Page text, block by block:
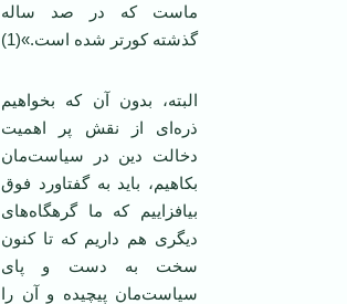
ماست که در صد ساله
گذشته کورتر شده است.»(1)
البته، بدون آن که بخواهیم
ذره‌ای از نقش پر اهمیت
دخالت دین در سیاست‌مان
بکاهیم، باید به گفتاورد فوق
بیافزاییم که ما گرهگاه‌های
دیگری هم داریم که تا کنون
سخت به دست و پای
سیاست‌مان پیچیده و آن را